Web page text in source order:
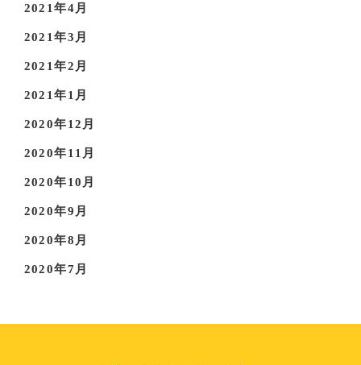
2021年4月
2021年3月
2021年2月
2021年1月
2020年12月
2020年11月
2020年10月
2020年9月
2020年8月
2020年7月